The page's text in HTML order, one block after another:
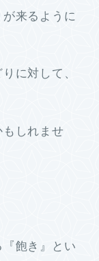
来るように
に対して、
しれませ
飽き』とい